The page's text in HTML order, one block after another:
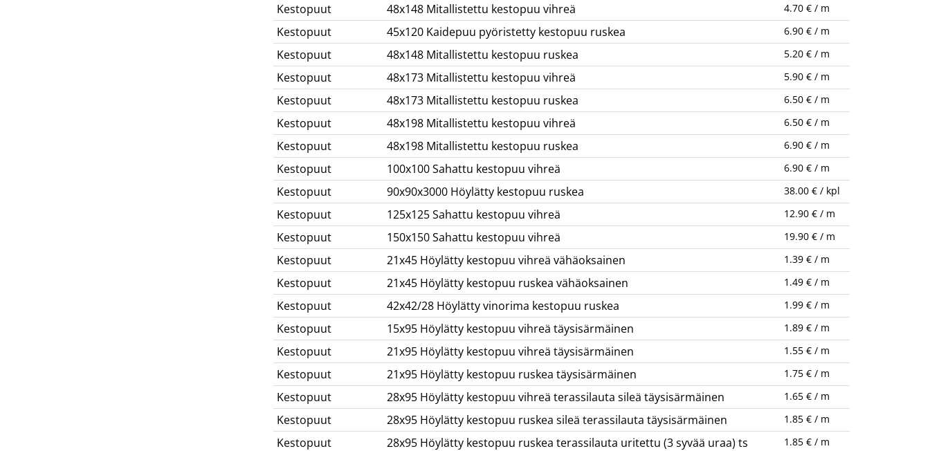
Kestopuut 48x148 Mitallistettu kestopuu vihreä 4.70 € / m
Kestopuut 45x120 Kaidepuu pyöristetty kestopuu ruskea 6.90 € / m
Kestopuut 48x148 Mitallistettu kestopuu ruskea 5.20 € / m
Kestopuut 48x173 Mitallistettu kestopuu vihreä 5.90 € / m
Kestopuut 48x173 Mitallistettu kestopuu ruskea 6.50 € / m
Kestopuut 48x198 Mitallistettu kestopuu vihreä 6.50 € / m
Kestopuut 48x198 Mitallistettu kestopuu ruskea 6.90 € / m
Kestopuut 100x100 Sahattu kestopuu vihreä 6.90 € / m
Kestopuut 90x90x3000 Höylätty kestopuu ruskea 38.00 € / kpl
Kestopuut 125x125 Sahattu kestopuu vihreä 12.90 € / m
Kestopuut 150x150 Sahattu kestopuu vihreä 19.90 € / m
Kestopuut 21x45 Höylätty kestopuu vihreä vähäoksainen 1.39 € / m
Kestopuut 21x45 Höylätty kestopuu ruskea vähäoksainen 1.49 € / m
Kestopuut 42x42/28 Höylätty vinorima kestopuu ruskea 1.99 € / m
Kestopuut 15x95 Höylätty kestopuu vihreä täysisärmäinen 1.89 € / m
Kestopuut 21x95 Höylätty kestopuu vihreä täysisärmäinen 1.55 € / m
Kestopuut 21x95 Höylätty kestopuu ruskea täysisärmäinen 1.75 € / m
Kestopuut 28x95 Höylätty kestopuu vihreä terassilauta sileä täysisärmäinen 1.65 € / m
Kestopuut 28x95 Höylätty kestopuu ruskea sileä terassilauta täysisärmäinen 1.85 € / m
Kestopuut 28x95 Höylätty kestopuu ruskea terassilauta uritettu (3 syvää uraa) ts 1.85 € / m